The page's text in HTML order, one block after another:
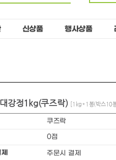
치
1 만
신상품 행사상품
강정1kg(쿠즈락) [1kg*1봉(박스10
쿠즈락
0점
주문시 결제